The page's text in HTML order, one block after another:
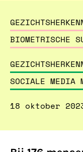
BIOMETRISCHE
SOCIALE MEDIA
18 oktober